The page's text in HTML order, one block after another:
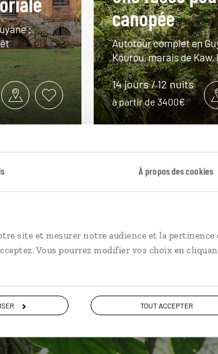
À propos des cookies
site et mesurer notre audience et la pertinence
Vous pourrez modifier vos choix en
TOUT ACCEPTER
:
canopée
Autotour complet en
Kourou, marais de
14 jours / 12 nuits
à partir de 3400€
EN GUYANE